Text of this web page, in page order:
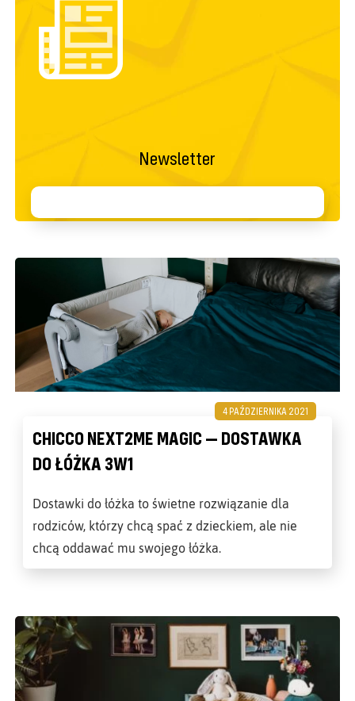
Newsletter
4 PAŹDZIERNIKA 2021
CHICCO NEXT2ME MAGIC — DOSTAWKA
DO ŁÓŻKA 3W1
Dostawki do łóżka to świetne rozwiązanie dla
rodziców, którzy chcą spać z dzieckiem, ale nie
chcą oddawać mu swojego łóżka.